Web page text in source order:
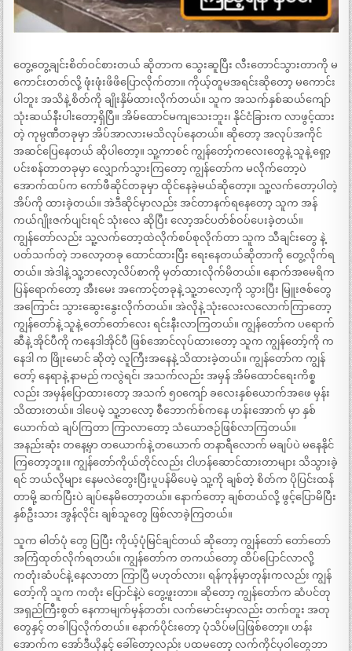
တွေ့တွေ့ချင်းစိတ်ဝင်စားတယ် ဆိုတာက သွေးဆူပြီး လီးတောင်သွားတာကို မ
ကောင်းတတ်လို့ ဖုံးဖုံးဖိဖိပြောလိုက်တာ။ ကိုယ့်တူမအရင်းဆိုတော့ မကောင်း
ပါဘူး အသိနဲ့ စိတ်ကို ချိုးနှိမ်ထားလိုက်တယ်။ သူက အသက်နှစ်ဆယ်ကျော်
သုံးဆယ်နီးပါးတော့ရှိပြီ။ အိမ်ထောင်မကျသေးဘူး၊ နိုင်ငံခြားက လာဖွင့်ထား
တဲ့ ကုမ္ပဏီတခုမှာ အိပ်အာလားမသိလုပ်နေတယ်။ ဆိုတော့ အလုပ်အကိုင်
အဆင်ပြေနေတယ် ဆိုပါတော့။ သူ့ကာစင် ကျွန်တော့်ကလေးတွေနဲ့ သူနဲ့ ရှော့
ပင်းစန်တာတခုမှာ လျှောက်သွားကြတော့ ကျွန်တော်က မလိုက်တော့ပဲ
အောက်ထပ်က ကော်ဖီဆိုင်တခုမှာ ထိုင်နေခဲ့မယ်ဆိုတော့။ သူ့လက်တော့ပါတဲ့
အိပ်ကို ထားခဲ့တယ်။ အဲဒီဆိုင်မှာလည်း အင်တာနက်ရနေတော့ သူက အန်
ကယ်ဂျိုးဇက်ပျင်းရင် သုံးလေ ဆိုပြီး လော့အင်ပတ်စ်ဝပ်ပေးခဲ့တယ်။
ကျွန်တော်လည်း သူ့လက်တော့ထဲလိုက်စပ်စုလိုက်တာ သူက သီချင်းတွေ နဲ့
ပတ်သက်တဲ့ ဘလော့တခု ထောင်ထားပြီး ရေးနေတယ်ဆိုတာကို တွေ့လိုက်ရ
တယ်။ အဲဒါနဲ့ သူ့ဘလော့လိပ်စာကို မှတ်ထားလိုက်မိတယ်။ နောက်အမေရိက
ပြန်ရောက်တော့ အီးမေး အကောင့်တခုနဲ့ သူ့ဘလော့ကို သွားပြီး မြူးဇစ်တွေ
အကြောင်း သွားဆွေးနွေးလိုက်တယ်။ အဲလိုနဲ့ သုံးလေးလလောက်ကြာတော့
ကျွန်တော်နဲ့ သူနဲ့ တော်တော်လေး ရင်းနီးလာကြတယ်။ ကျွန်တော်က ပရောက်
ဆီနဲ့ အိုင်ပီကို ကနေဒါအိုင်ပီ ဖြစ်အောင်လုပ်ထားတော့ သူက ကျွန်တော့်ကို က
နေဒါ က ဖြိုးမောင် ဆိုတဲ့ လူကြီးအနေနဲ့ သိထားခဲ့တယ်။ ကျွန်တော်က ကျွန်
တော့် နေရာနဲ့ နာမည် ကလွဲရင်၊ အသက်လည်း အမှန် အိမ်ထောင်ရေးကိစ္စ
လည်း အမှန်ပြောထားတော့ အသက် ၅၀ကျော် ခလေးနှစ်ယောက်အဖေ မှန်း
သိထားတယ်။ ဒါပေမဲ့ သူ့ဘလော့ စီဘောက်စ်ကနေ ဟန်းအောက် မှာ နှစ်
ယောက်ထဲ ချပ်ကြတာ ကြာလာတော့ သံယောဇဉ်ဖြစ်လာကြတယ်။
အနည်းဆုံး တနေ့မှာ တယောက်နဲ့ တယောက် တနာရီလောက် မချပ်ပဲ မနေနိုင်
ကြတော့ဘူး။ ကျွန်တော်ကိုယ်တိုင်လည်း ငါဟန်ဆောင်ထားတာများ သိသွားခဲ့
ရင် ဘယ်လိုများ နေမလဲတွေးပြီးပူပန်မိပေမဲ့ သူ့ကို ချစ်တဲ့ စိတ်က ပိုပြင်းထန်
တာမို့ ဆက်ပြီးပဲ ချပ်နေမိတော့တယ်။ နောက်တော့ ချစ်တယ်လို့ ဖွင့်ပြောမိပြီး
နှစ်ဦးသား အွန်လိုင်း ချစ်သူတွေ ဖြစ်လာခဲ့ကြတယ်။
သူက ဓါတ်ပုံ တွေ ပြပြီး ကိုယ့်ပုံမြင်ချင်တယ် ဆိုတော့ ကျွန်တော် တော်တော်
အကြံထုတ်လိုက်ရတယ်။ ကျွန်တော်က တကယ်တော့ ထိပ်ပြောင်လာလို့
ကတုံးဆံပင်နဲ့ နေလာတာ ကြာပြီ မဟုတ်လား၊ ရန်ကုန်မှာတုန်းကလည်း ကျွန်
တော့်ကို သူက ကတုံး ပြောင်နဲ့ပဲ တွေ့ဖူးတာ။ ဆိုတော့ ကျွန်တော်က ဆံပင်တု
အရှည်ကြီးစွတ် နေကာမျက်မှန်တတ်၊ လက်မောင်းမှာလည်း တက်တူး အတု
တွေနှင့် တခါပြလိုက်တယ်။ နောက်ပိုင်းတော့ ပုံသိပ်မပြဖြစ်တော့။ ဟန်း
အောက်က အော်ဒီယိုနှင့် ခေါ်တော့လည်း ပထမတော့ လက်ကိုင်ပုဝါတွေဘာ